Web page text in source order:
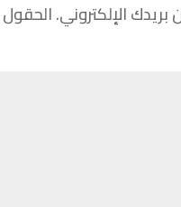
الإلكتروني.الحقول